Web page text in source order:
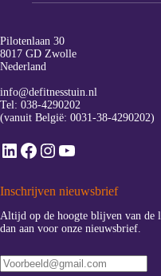
Pilotenlaan 30
8017 GD Zwolle
Nederland
info@defitnesstuin.nl
Tel: 038-4290202
(vanuit België: 0031-38-4290202)
LinkedIn
Facebook
Instagram
YouTube
Inschrijven nieuwsbrief
Altijd op de hoogte blijven van de
dan aan voor onze nieuwsbrief.